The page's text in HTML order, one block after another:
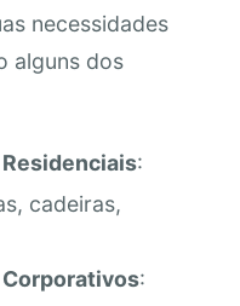
necessidades
alguns dos
:
cadeiras,
: